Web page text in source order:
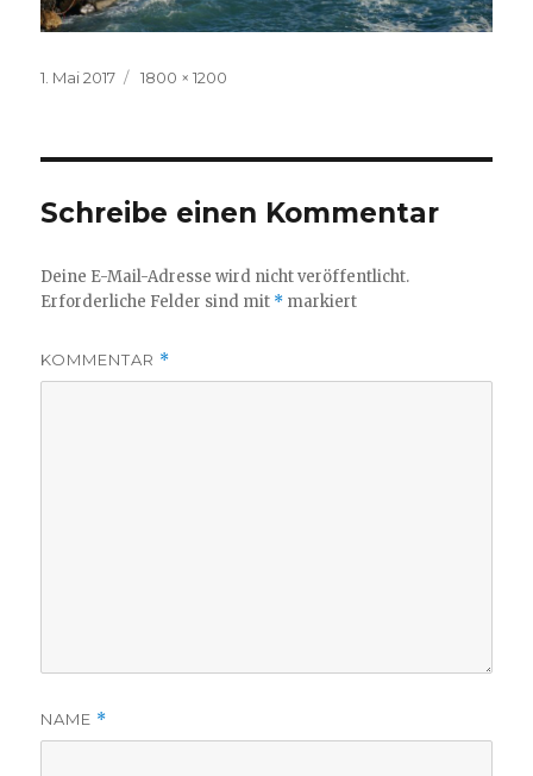
Veröffentlicht
1. Mai 2017
Volle
1800 × 1200
Schreibe einen Kommentar
Deine E-Mail-Adresse wird nicht veröffentlicht.
Erforderliche Felder sind mit * markiert
KOMMENTAR *
NAME *